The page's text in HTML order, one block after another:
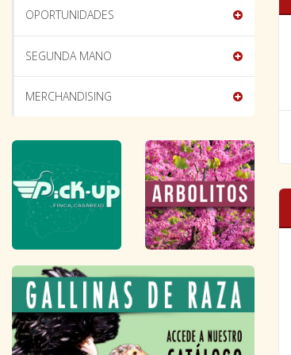
OPORTUNIDADES
SEGUNDA MANO
MERCHANDISING